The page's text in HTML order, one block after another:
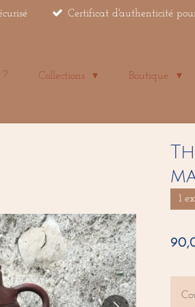
Certificat d'authenticité
? Collections Boutique
1